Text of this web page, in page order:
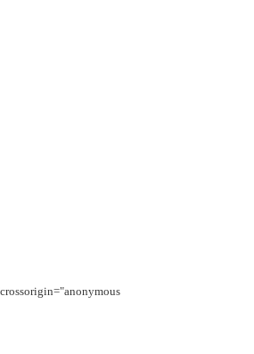
crossorigin="anonymous">